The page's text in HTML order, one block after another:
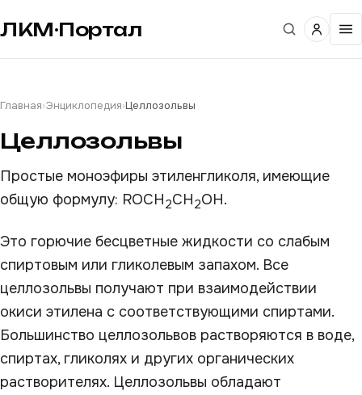
ЛКМ·Портал
Главная›Энциклопедия›Целлозольвы
Целлозольвы
Простые моноэфиры этиленгликоля, имеющие
общую формулу: ROCH2CH2OH.
Это горючие бесцветные жидкости со слабым
спиртовым или гликолевым запахом. Все
целлозольвы получают при взаимодействии
окиси этилена с соответствующими спиртами.
Большинство целлозольвов растворяются в воде,
спиртах, гликолях и других органических
растворителях. Целлозольвы обладают